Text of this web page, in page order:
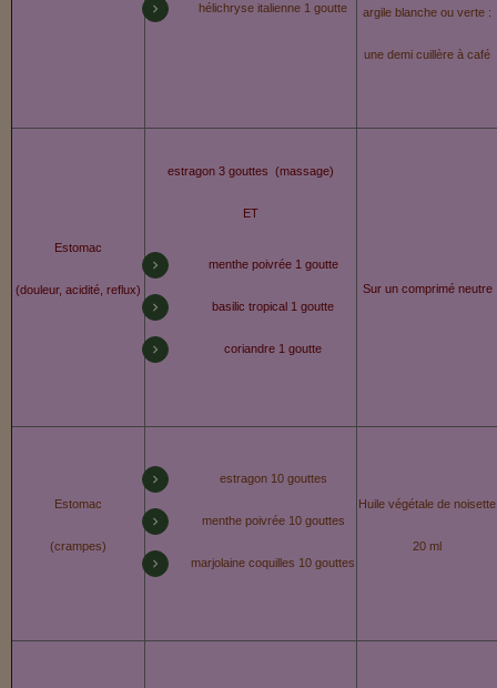
hélichryse italienne 1 goutte argile blanche ou verte :
une demi cuillère à café
Estomac
(douleur, acidité, reflux)
estragon 3 gouttes (massage)
ET
menthe poivrée 1 goutte
basilic tropical 1 goutte
coriandre 1 goutte
Sur un comprimé neutre
Estomac
(crampes)
estragon 10 gouttes
menthe poivrée 10 gouttes
marjolaine coquilles 10 gouttes
Huile végétale de noisette
20 ml